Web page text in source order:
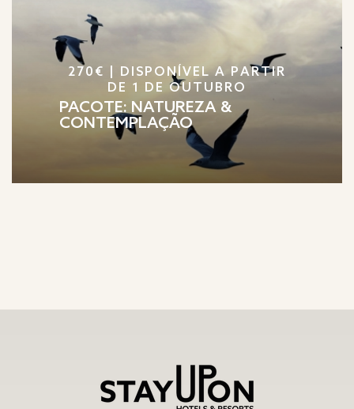
270€ | DISPONÍVEL A PARTIR
DE 1 DE OUTUBRO
PACOTE: NATUREZA &
CONTEMPLAÇÃO